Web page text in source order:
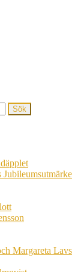
Margareta